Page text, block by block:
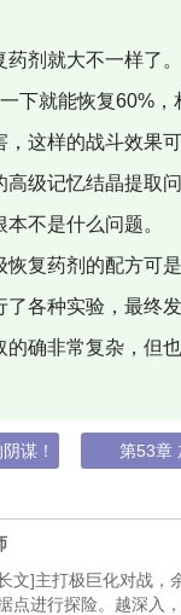
剂就大不一样了。
下就能恢复60%，
这样的战斗效果
级记忆结晶提取
不是什么问题。
复药剂的配方可
各种实验，最终
确非常复杂，但
谋！ 第53章
文]主打极巨化对战，
点进行探险。越深入